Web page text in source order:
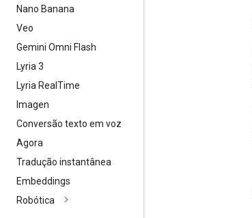
Nano Banana
Veo
Gemini Omni Flash
Lyria 3
Lyria Real Time
Imagen
Conversão texto em voz
Agora
Tradução instantânea
Embeddings
Robótica